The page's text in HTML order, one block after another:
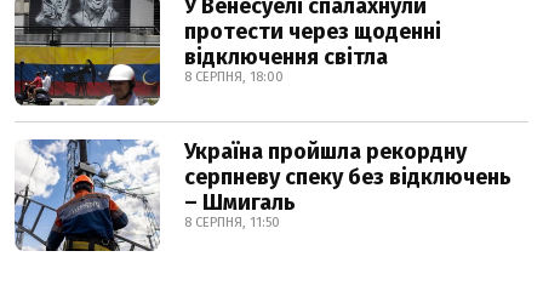
У Венесуелі спалахнули
протести через щоденні
відключення світла
8 СЕРПНЯ, 18:00
Україна пройшла рекордну
серпневу спеку без відключень
– Шмигаль
8 СЕРПНЯ, 11:50